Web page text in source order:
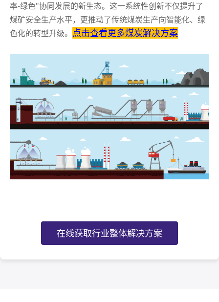
率-绿色"协同发展的新生态。这一系统性创新不仅提升了
煤矿安全生产水平，更推动了传统煤炭生产向智能化、绿
色化的转型升级。 点击查看更多煤炭解决方案
在线获取行业整体解决方案